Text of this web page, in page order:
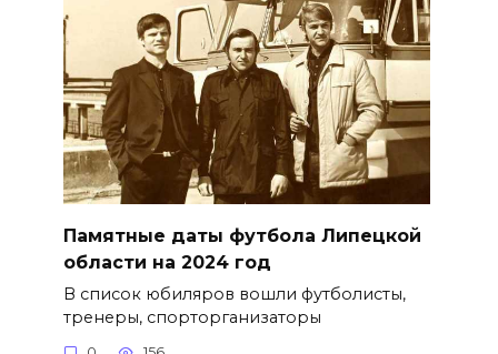
Памятные даты футбола Липецкой
области на 2024 год
В список юбиляров вошли футболисты,
тренеры, спорторганизаторы